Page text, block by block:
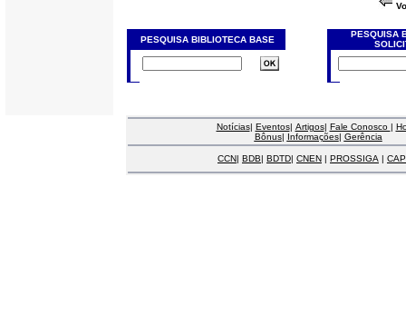
PESQUISA BIBLIOTECA BASE
PESQUISA
Notícias| Eventos| Artigos| Fale Conosco |
Bônus| Informações| Gerência
CCN| BDB| BDTD| CNEN | PROSSIGA |